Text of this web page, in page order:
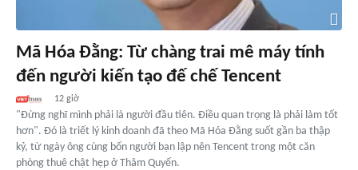
Mã Hóa Đằng: Từ chàng trai mê máy tính
đến người kiến tạo đế chế Tencent
12 giờ
"Đừng nghĩ mình phải là người đầu tiên. Điều quan trọng là phải làm tốt
hơn". Đó là triết lý kinh doanh đã theo Mã Hóa Đằng suốt gần ba thập
kỷ, từ ngày ông cùng bốn người bạn lập nên Tencent trong một căn
phòng thuê chật hẹp ở Thâm Quyến.